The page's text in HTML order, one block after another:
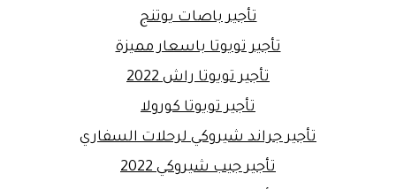
تأجير باصات يوتنج
تأجير تويوتا باسعار مميزة
تأجير تويوتا راش 2022
تأجير تويوتا كورولا
تأجير جراند شيروكي لرحلات السفاري
تأجير جيب شيروكي 2022